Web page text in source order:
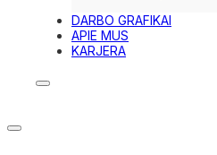
DARBO GRAFIKAI
APIE MUS
KARJERA